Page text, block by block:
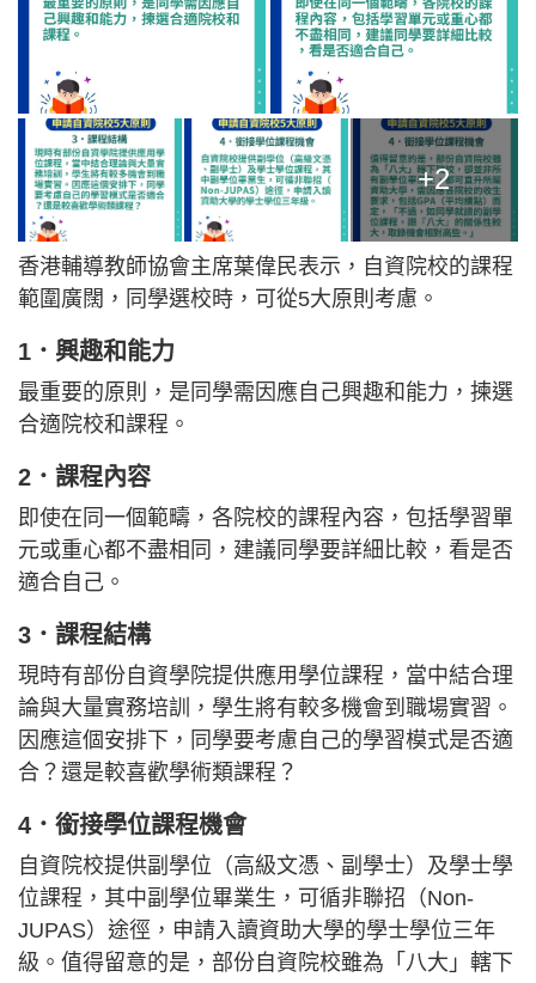
+2
香港輔導教師協會主席葉偉民表示，自資院校的課程
範圍廣闊，同學選校時，可從5大原則考慮。
1．興趣和能力
最重要的原則，是同學需因應自己興趣和能力，揀選
合適院校和課程。
2．課程內容
即使在同一個範疇，各院校的課程內容，包括學習單
元或重心都不盡相同，建議同學要詳細比較，看是否
適合自己。
3．課程結構
現時有部份自資學院提供應用學位課程，當中結合理
論與大量實務培訓，學生將有較多機會到職場實習。
因應這個安排下，同學要考慮自己的學習模式是否適
合？還是較喜歡學術類課程？
4．銜接學位課程機會
自資院校提供副學位（高級文憑、副學士）及學士學
位課程，其中副學位畢業生，可循非聯招（Non-
JUPAS）途徑，申請入讀資助大學的學士學位三年
級。值得留意的是，部份自資院校雖為「八大」轄下